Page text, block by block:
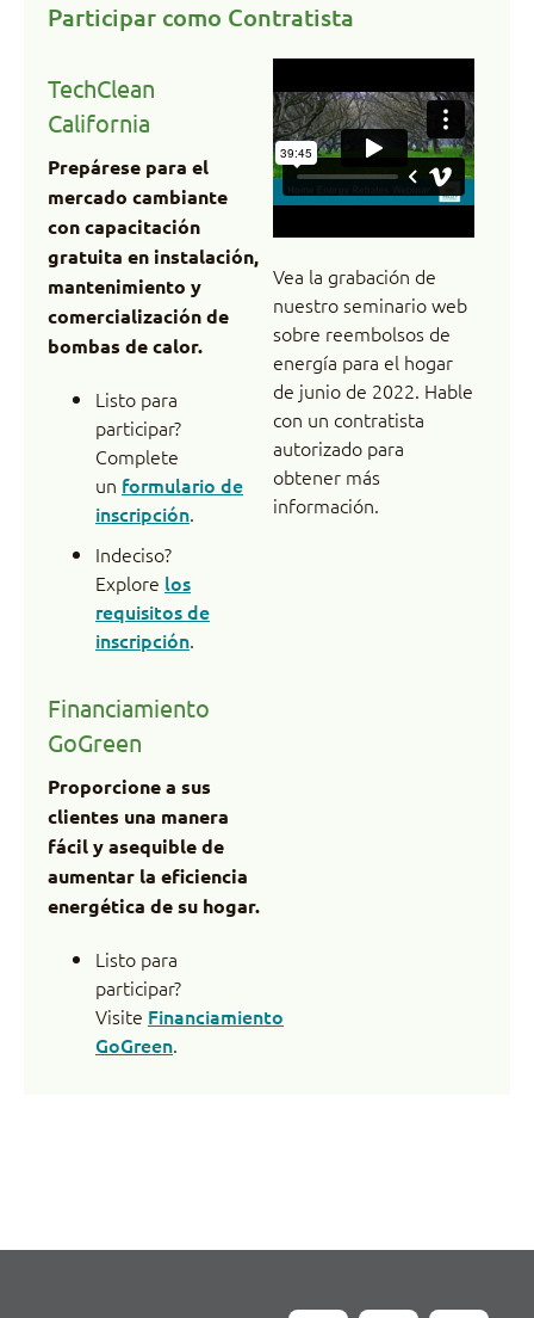
Participar como Contratista
TechClean
California
Prepárese para el
mercado cambiante
con capacitación
gratuita en instalación,
mantenimiento y
comercialización de
bombas de calor.
Listo para
participar?
Complete
un formulario de
inscripción.
Indeciso?
Explore los
requisitos de
inscripción.
Financiamiento
GoGreen
Proporcione a sus
clientes una manera
fácil y asequible de
aumentar la eficiencia
energética de su hogar.
Listo para
participar?
Visite Financiamiento
GoGreen.
Vea la grabación de
nuestro seminario web
sobre reembolsos de
energía para el hogar
de junio de 2022. Hable
con un contratista
autorizado para
obtener más
información.